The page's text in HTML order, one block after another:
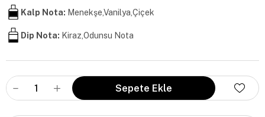
Kalp Nota: Menekşe,Vanilya,Çiçek
Dip Nota: Kiraz,Odunsu Nota